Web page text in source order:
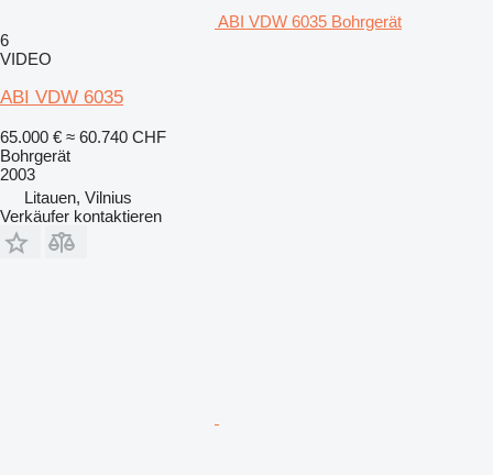
ABI VDW 6035 Bohrgerät
6
VIDEO
ABI VDW 6035
65.000 € ≈ 60.740 CHF
Bohrgerät
2003
Litauen, Vilnius
Verkäufer kontaktieren